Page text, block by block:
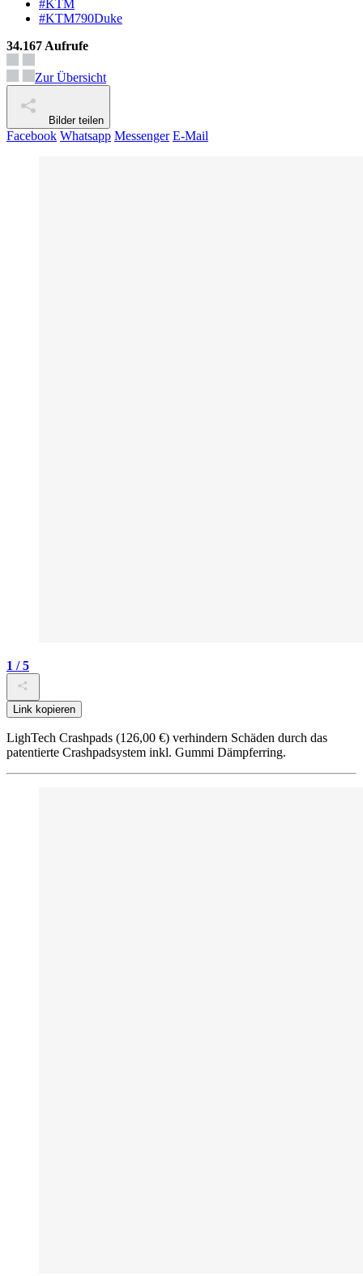
#KTM
#KTM790Duke
34.167 Aufrufe
Zur Übersicht
Bilder teilen
Facebook Whatsapp Messenger E-Mail
1 / 5
Link kopieren
LighTech Crashpads (126,00 €) verhindern Schäden durch das
patentierte Crashpadsystem inkl. Gummi Dämpferring.